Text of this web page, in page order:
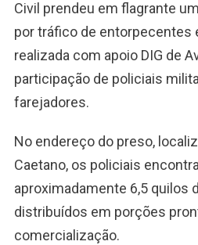
Civil prendeu em flagrante
por tráfico de entorpecentes
realizada com apoio DIG de
participação de policiais
farejadores.
No endereço do preso,
Caetano, os policiais
aproximadamente 6,5 quilos
distribuídos em porções
comercialização.